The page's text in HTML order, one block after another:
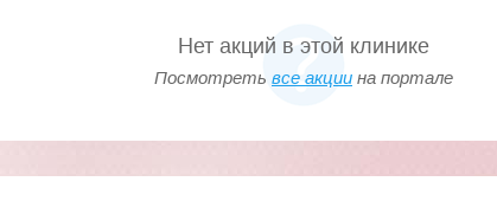
Нет акций в этой клинике
Посмотреть все акции на портале